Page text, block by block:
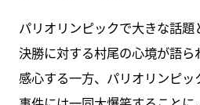
パリオリンピックで大きな話
決勝に対する村尾の心境が語
感心する一方、パリオリンピ